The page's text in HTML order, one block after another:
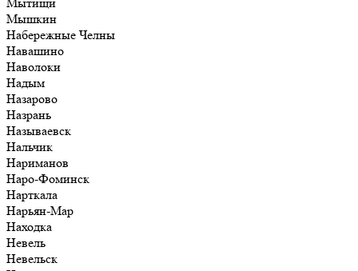
Мышкин
Набережные Челны
Навашино
Наволоки
Надым
Назарово
Назрань
Называевск
Нальчик
Нариманов
Наро-Фоминск
Нарткала
Нарьян-Мар
Находка
Невель
Невельск